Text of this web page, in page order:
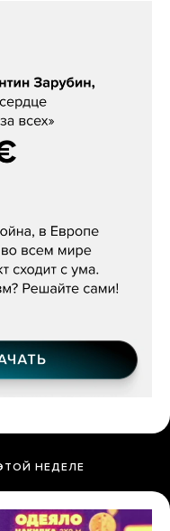
«Наше сердце
НЕДЕЛЕ